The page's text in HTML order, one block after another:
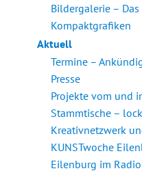
Bildergalerie –
Kompaktgrafiken
Aktuell
Termine –
Presse
Projekte vom und
Stammtische –
Kreativnetzwerk
KUNSTwoche
Eilenburg im Radio